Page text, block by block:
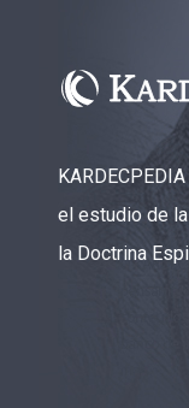
CAPÍTULO
CAPÍTULO
recibís
CAPÍTULO
CAPÍTULO
espiritistas
el estudio de
la Doctrina